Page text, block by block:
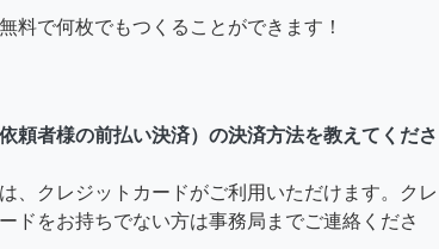
料で何枚でもつくることができます！
頼者様の前払い決済）の決済方法を教えてくださ
、クレジットカードがご利用いただけます。クレ
ドをお持ちでない方は事務局までご連絡くださ